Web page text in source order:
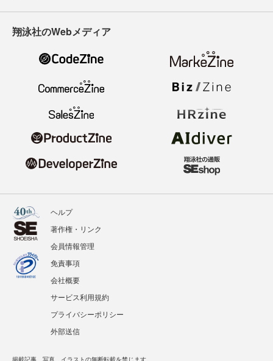
翔泳社のWebメディア
ヘルプ
著作権・リンク
会員情報管理
免責事項
会社概要
サービス利用規約
プライバシーポリシー
外部送信